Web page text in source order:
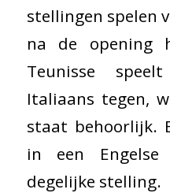
stellingen spelen
na de opening
Teunisse
Italiaans tegen,
staat behoorlijk.
in een
degelijke stelling.